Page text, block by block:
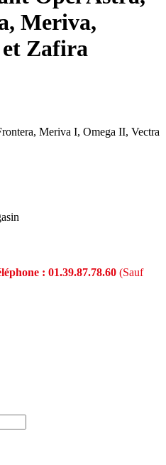
Meriva,
et Zafira
Meriva I, Omega II, Vectra
: 01.39.87.78.60 (Sauf